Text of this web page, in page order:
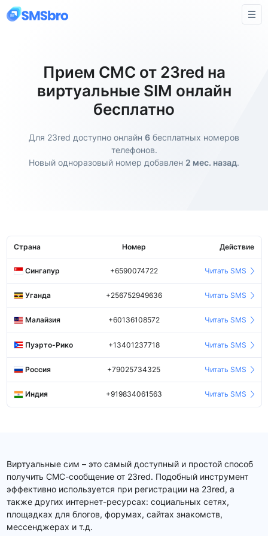
Прием СМС от 23red на
виртуальные SIM онлайн
бесплатно
Для 23red доступно онлайн 6 бесплатных номеров
телефонов.
Новый одноразовый номер добавлен 2 мес. назад.
Страна Номер Действие
Сингапур +6590074722 Читать SMS
Уганда +256752949636 Читать SMS
Малайзия +60136108572 Читать SMS
Пуэрто-Рико +13401237718 Читать SMS
Россия +79025734325 Читать SMS
Индия +919834061563 Читать SMS
Виртуальные сим – это самый доступный и простой способ
получить СМС-сообщение от 23red. Подобный инструмент
эффективно используется при регистрации на 23red, а
также других интернет-ресурсах: социальных сетях,
площадках для блогов, форумах, сайтах знакомств,
мессенджерах и т.д.